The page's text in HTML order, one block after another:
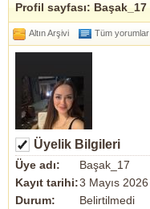
Profil sayfası: Başak_17
Altın Arşivi Tüm yorumlar
Üyelik Bilgileri
Üye adı:
Başak_17
Kayıt tarihi:3 Mayıs 2026
Durum:
Belirtilmedi